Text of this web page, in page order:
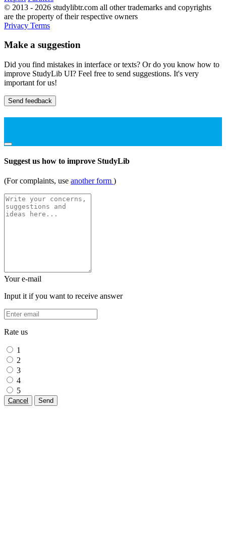
© 2013 - 2026 studylibtr.com all other trademarks and copyrights
are the property of their respective owners
Privacy Terms
Make a suggestion
Did you find mistakes in interface or texts? Or do you know how to
improve StudyLib UI? Feel free to send suggestions. It's very
important for us!
Send feedback
Suggest us how to improve StudyLib
(For complaints, use another form )
Your e-mail
Input it if you want to receive answer
Rate us
1
2
3
4
5
Cancel Send